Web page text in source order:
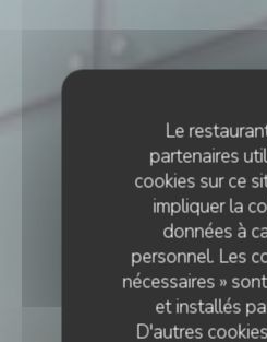
Le
partenaires
cookies sur ce
impliquer la
données à
personnel. Les
nécessaires »
et installés
D'autres